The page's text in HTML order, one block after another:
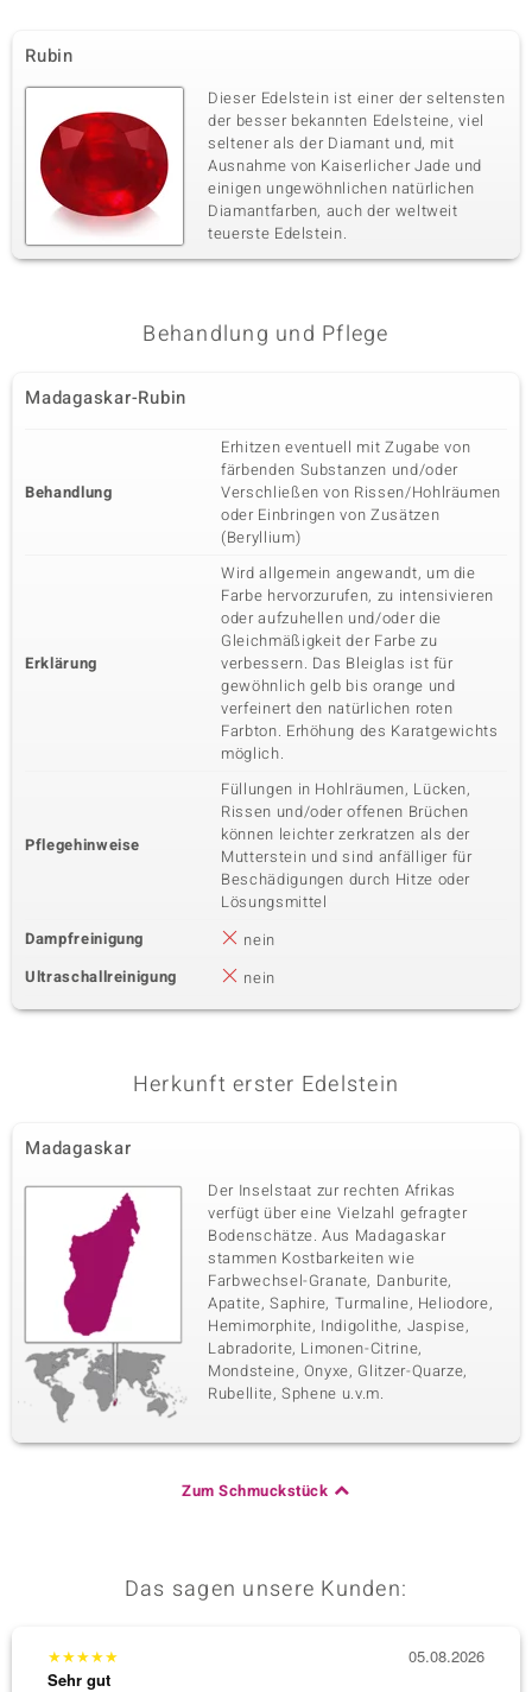
Rubin
Dieser Edelstein ist einer der seltensten
der besser bekannten Edelsteine, viel
seltener als der Diamant und, mit
Ausnahme von Kaiserlicher Jade und
einigen ungewöhnlichen natürlichen
Diamantfarben, auch der weltweit
teuerste Edelstein.
Behandlung und Pflege
Madagaskar-Rubin
Behandlung
Erhitzen eventuell mit Zugabe von
färbenden Substanzen und/oder
Verschließen von Rissen/Hohlräumen
oder Einbringen von Zusätzen
(Beryllium)
Erklärung
Wird allgemein angewandt, um die
Farbe hervorzurufen, zu intensivieren
oder aufzuhellen und/oder die
Gleichmäßigkeit der Farbe zu
verbessern. Das Bleiglas ist für
gewöhnlich gelb bis orange und
verfeinert den natürlichen roten
Farbton. Erhöhung des Karatgewichts
möglich.
Pflegehinweise
Füllungen in Hohlräumen, Lücken,
Rissen und/oder offenen Brüchen
können leichter zerkratzen als der
Mutterstein und sind anfälliger für
Beschädigungen durch Hitze oder
Lösungsmittel
Dampfreinigung
nein
Ultraschallreinigung
nein
Herkunft erster Edelstein
Madagaskar
Der Inselstaat zur rechten Afrikas
verfügt über eine Vielzahl gefragter
Bodenschätze. Aus Madagaskar
stammen Kostbarkeiten wie
Farbwechsel-Granate, Danburite,
Apatite, Saphire, Turmaline, Heliodore,
Hemimorphite, Indigolithe, Jaspise,
Labradorite, Limonen-Citrine,
Mondsteine, Onyxe, Glitzer-Quarze,
Rubellite, Sphene u.v.m.
Zum Schmuckstück
Das sagen unsere Kunden:
★★★★★
Sehr gut
05.08.2026